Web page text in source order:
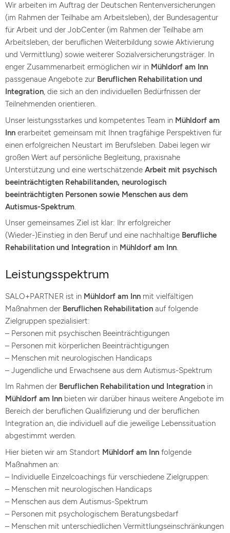
Wir arbeiten im Auftrag der Deutschen Rentenversicherungen
(im Rahmen der Teilhabe am Arbeitsleben), der Bundesagentur
für Arbeit und der JobCenter (im Rahmen der Teilhabe am
Arbeitsleben, der beruflichen Weiterbildung sowie Aktivierung
und Vermittlung) sowie weiterer Sozialversicherungsträger. In
enger Zusammenarbeit ermöglichen wir in Mühldorf am Inn
passgenaue Angebote zur Beruflichen Rehabilitation und
Integration, die sich an den individuellen Bedürfnissen der
Teilnehmenden orientieren.
Unser leistungsstarkes und kompetentes Team in Mühldorf am
Inn erarbeitet gemeinsam mit Ihnen tragfähige Perspektiven für
einen erfolgreichen Neustart im Berufsleben. Dabei legen wir
großen Wert auf persönliche Begleitung, praxisnahe
Unterstützung und eine wertschätzende Arbeit mit psychisch
beeinträchtigten Rehabilitanden, neurologisch
beeinträchtigten Personen sowie Menschen aus dem
Autismus-Spektrum.
Unser gemeinsames Ziel ist klar: Ihr erfolgreicher
(Wieder-)Einstieg in den Beruf und eine nachhaltige Berufliche
Rehabilitation und Integration in Mühldorf am Inn.
Leistungsspektrum
SALO+PARTNER ist in Mühldorf am Inn mit vielfältigen
Maßnahmen der Beruflichen Rehabilitation auf folgende
Zielgruppen spezialisiert:
– Personen mit psychischen Beeinträchtigungen
– Personen mit körperlichen Beeinträchtigungen
– Menschen mit neurologischen Handicaps
– Jugendliche und Erwachsene aus dem Autismus-Spektrum
Im Rahmen der Beruflichen Rehabilitation und Integration in
Mühldorf am Inn bieten wir darüber hinaus weitere Angebote im
Bereich der beruflichen Qualifizierung und der beruflichen
Integration an, die individuell auf die jeweilige Lebenssituation
abgestimmt werden.
Hier bieten wir am Standort Mühldorf am Inn folgende
Maßnahmen an:
– Individuelle Einzelcoachings für verschiedene Zielgruppen:
– Menschen mit neurologischen Handicaps
– Menschen aus dem Autismus-Spektrum
– Personen mit psychologischem Beratungsbedarf
– Menschen mit unterschiedlichen Vermittlungseinschränkungen